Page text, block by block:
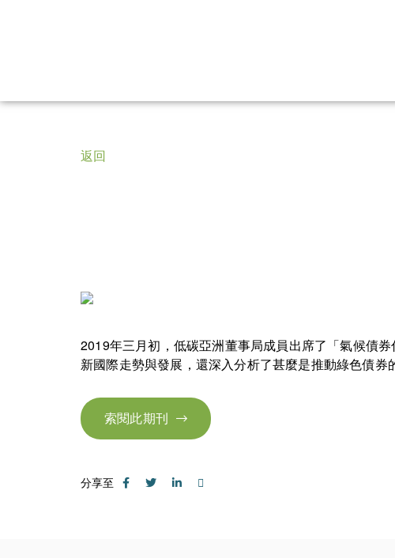
返回
2019年三月初，低碳亞洲董事局成員出席了「氣候債
新國際走勢與發展，還深入分析了甚麼是推動綠色債券
索閱此期刊
分享至